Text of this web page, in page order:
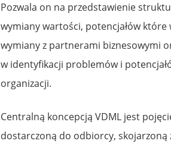
Pozwala on na przedstawienie
wymiany wartości, potencjałów
wymiany z partnerami biznesowymi
w identyfikacji problemów i
organizacji.
Centralną koncepcją VDML jest
dostarczoną do odbiorcy,